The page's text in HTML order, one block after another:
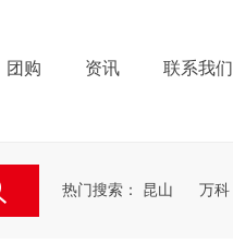
团购 资讯 联系我们
热门搜索： 昆山 万科